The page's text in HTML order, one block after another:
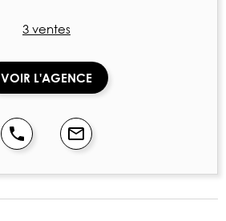
3 ventes
VOIR L'AGENCE